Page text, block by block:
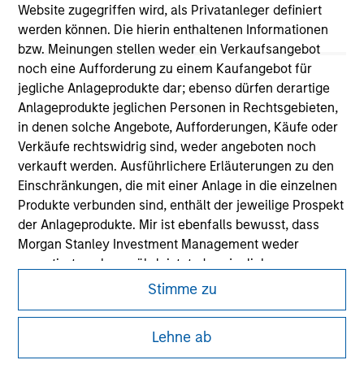
Website zugegriffen wird, als Privatanleger definiert
werden können. Die hierin enthaltenen Informationen
bzw. Meinungen stellen weder ein Verkaufsangebot
noch eine Aufforderung zu einem Kaufangebot für
jegliche Anlageprodukte dar; ebenso dürfen derartige
Anlageprodukte jeglichen Personen in Rechtsgebieten,
in denen solche Angebote, Aufforderungen, Käufe oder
Verkäufe rechtswidrig sind, weder angeboten noch
verkauft werden. Ausführlichere Erläuterungen zu den
Einschränkungen, die mit einer Anlage in die einzelnen
Produkte verbunden sind, enthält der jeweilige Prospekt
der Anlageprodukte. Mir ist ebenfalls bewusst, dass
Morgan Stanley Investment Management weder
garantiert noch gewährleistet, dass jegliche
Informationen auf dieser Website korrekt oder
sind.
Anträge für Anteile in den auf der Website erwähnten
Stimme zu
Lehne ab
Morgan Stanley
Morgan Stanley Careers
Dieses Dokument ist ein Marketingdokument.
akzeptieren, da in diesen bestimmte gesetzliche und
regulatorische Auflagen enthalten sind, die für die Verbreitung